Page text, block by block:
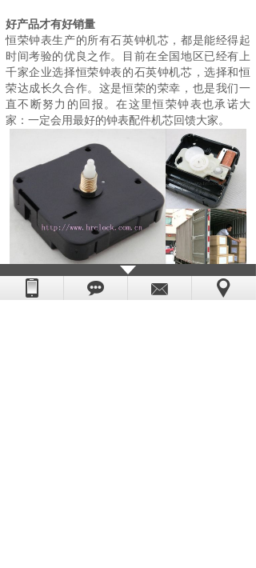
好产品才有好销量
恒荣钟表生产的所有石英钟机芯，都是能经得起
时间考验的优良之作。目前在全国地区已经有上
千家企业选择恒荣钟表 的石英钟机芯，选择和恒
荣达成长久合作。这是恒荣的荣幸，也是我们一
直不断努力的回报。在这里恒荣钟表也承诺大
家：一定会用最好的钟表配件机芯回馈大家。
如果你对以上 钟表配件机芯
感兴趣或有疑问的朋